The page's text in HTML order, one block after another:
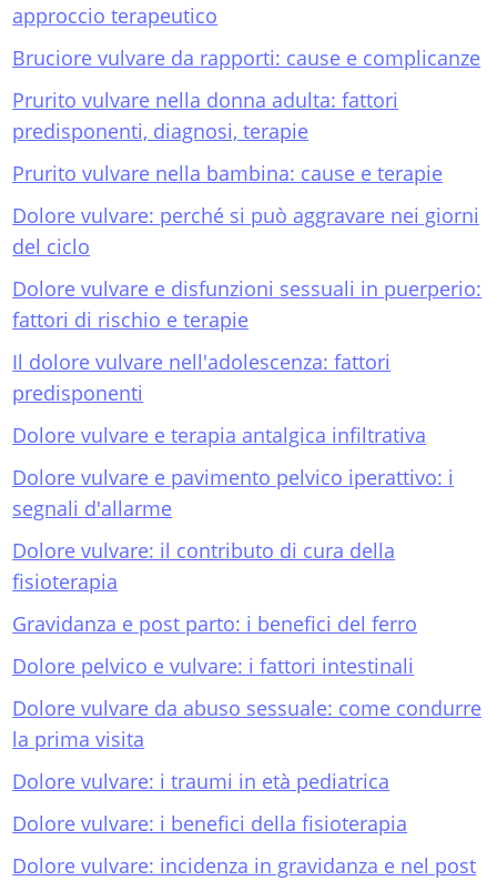
approccio terapeutico
Bruciore vulvare da rapporti: cause e complicanze
Prurito vulvare nella donna adulta: fattori
predisponenti, diagnosi, terapie
Prurito vulvare nella bambina: cause e terapie
Dolore vulvare: perché si può aggravare nei giorni
del ciclo
Dolore vulvare e disfunzioni sessuali in puerperio:
fattori di rischio e terapie
Il dolore vulvare nell'adolescenza: fattori
predisponenti
Dolore vulvare e terapia antalgica infiltrativa
Dolore vulvare e pavimento pelvico iperattivo: i
segnali d'allarme
Dolore vulvare: il contributo di cura della
fisioterapia
Gravidanza e post parto: i benefici del ferro
Dolore pelvico e vulvare: i fattori intestinali
Dolore vulvare da abuso sessuale: come condurre
la prima visita
Dolore vulvare: i traumi in età pediatrica
Dolore vulvare: i benefici della fisioterapia
Dolore vulvare: incidenza in gravidanza e nel post